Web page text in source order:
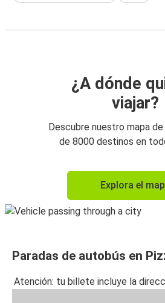
¿A dónde
viajar?
Descubre nuestro mapa
de 8000 destinos en
Explora el
Paradas de autobús en
Atención: tu billete incluye la